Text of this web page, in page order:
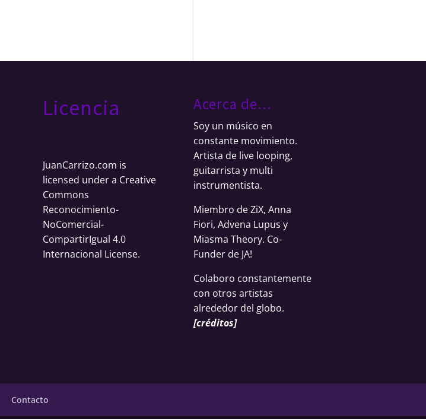
Licencia
JuanCarrizo.com is
licensed under a Creative
Commons
Reconocimiento-
NoComercial-
CompartirIgual 4.0
Internacional License.
Acerca de…
Soy un músico en
constante movimiento.
Artista de live looping,
guitarrista y multi
instrumentista.
Miembro de ZiX, Anna
Fiori, Advena Lupus y
Miasma Theory. Co-
Funder de JA!
Colaboro constantemente
con otros artistas
alrededor del globo.
[créditos]
Contacto